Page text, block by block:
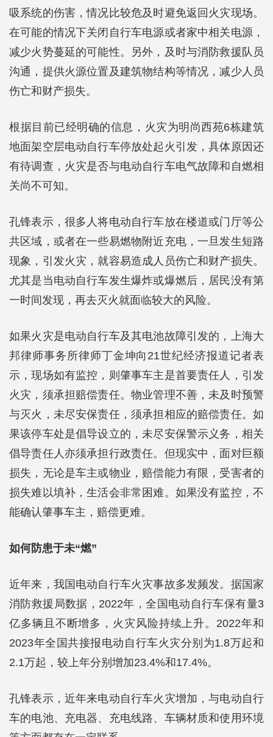
吸系统的伤害，情况比较危及时避免返回火灾现场。
在可能的情况下关闭自行车电源或者家中相关电源，
减少火势蔓延的可能性。另外，及时与消防救援队员
沟通，提供火源位置及建筑物结构等情况，减少人员
伤亡和财产损失。
根据目前已经明确的信息，火灾为明尚西苑6栋建筑
地面架空层电动自行车停放处起火引发，具体原因还
有待调查，火灾是否与电动自行车电气故障和自燃相
关尚不可知。
孔锋表示，很多人将电动自行车放在楼道或门厅等公
共区域，或者在一些易燃物附近充电，一旦发生短路
现象，引发火灾，就容易造成人员伤亡和财产损失。
尤其是当电动自行车发生爆炸或爆燃后，居民没有第
一时间发现，再去灭火就面临较大的风险。
如果火灾是电动自行车及其电池故障引发的，上海大
邦律师事务所律师丁金坤向21世纪经济报道记者表
示，现场如有监控，则肇事车主是首要责任人，引发
火灾，须承担赔偿责任。物业管理不善，未及时预警
与灭火，未尽安保责任，须承担相应的赔偿责任。如
果该停车处是倡导设立的，未尽安保警示义务，相关
倡导责任人亦须承担行政责任。但现实中，面对巨额
损失，无论是车主或物业，赔偿能力有限，受害者的
损失难以填补，生活会非常困难。如果没有监控，不
能确认肇事车主，赔偿更难。
如何防患于未“燃”
近年来，我国电动自行车火灾事故多发频发。据国家
消防救援局数据，2022年，全国电动自行车保有量3
亿多辆且不断增多，火灾风险持续上升。2022年和
2023年全国共接报电动自行车火灾分别为1.8万起和
2.1万起，较上年分别增加23.4%和17.4%。
孔锋表示，近年来电动自行车火灾增加，与电动自行
车的电池、充电器、充电线路、车辆材质和使用环境